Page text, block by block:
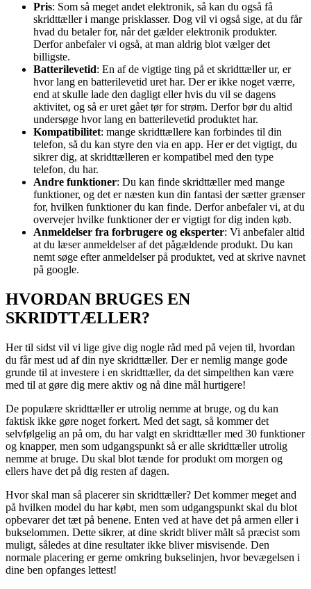
Pris: Som så meget andet elektronik, så kan du også få
skridttæller i mange prisklasser. Dog vil vi også sige, at du får
hvad du betaler for, når det gælder elektronik produkter.
Derfor anbefaler vi også, at man aldrig blot vælger det
billigste.
Batterilevetid: En af de vigtige ting på et skridttæller ur, er
hvor lang en batterilevetid uret har. Der er ikke noget værre,
end at skulle lade den dagligt eller hvis du vil se dagens
aktivitet, og så er uret gået tør for strøm. Derfor bør du altid
undersøge hvor lang en batterilevetid produktet har.
Kompatibilitet: mange skridttællere kan forbindes til din
telefon, så du kan styre den via en app. Her er det vigtigt, du
sikrer dig, at skridttælleren er kompatibel med den type
telefon, du har.
Andre funktioner: Du kan finde skridttæller med mange
funktioner, og det er næsten kun din fantasi der sætter grænser
for, hvilken funktioner du kan finde. Derfor anbefaler vi, at du
overvejer hvilke funktioner der er vigtigt for dig inden køb.
Anmeldelser fra forbrugere og eksperter: Vi anbefaler altid
at du læser anmeldelser af det pågældende produkt. Du kan
nemt søge efter anmeldelser på produktet, ved at skrive navnet
på google.
HVORDAN BRUGES EN
SKRIDTTÆLLER?
Her til sidst vil vi lige give dig nogle råd med på vejen til, hvordan
du får mest ud af din nye skridttæller. Der er nemlig mange gode
grunde til at investere i en skridttæller, da det simpelthen kan være
med til at gøre dig mere aktiv og nå dine mål hurtigere!
De populære skridttæller er utrolig nemme at bruge, og du kan
faktisk ikke gøre noget forkert. Med det sagt, så kommer det
selvfølgelig an på om, du har valgt en skridttæller med 30 funktioner
og knapper, men som udgangspunkt så er alle skridttæller utrolig
nemme at bruge. Du skal blot tænde for produkt om morgen og
ellers have det på dig resten af dagen.
Hvor skal man så placerer sin skridttæller? Det kommer meget and
på hvilken model du har købt, men som udgangspunkt skal du blot
opbevarer det tæt på benene. Enten ved at have det på armen eller i
bukselommen. Dette sikrer, at dine skridt bliver målt så præcist som
muligt, således at dine resultater ikke bliver misvisende. Den
normale placering er gerne omkring bukselinjen, hvor bevægelsen i
dine ben opfanges lettest!